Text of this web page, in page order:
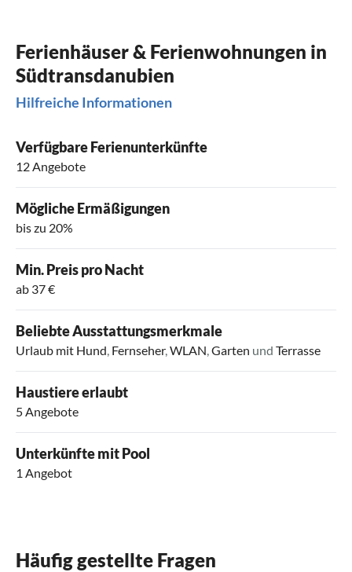
Ferienhäuser & Ferienwohnungen in
Südtransdanubien
Hilfreiche Informationen
Verfügbare Ferienunterkünfte
12 Angebote
Mögliche Ermäßigungen
bis zu 20%
Min. Preis pro Nacht
ab 37 €
Beliebte Ausstattungsmerkmale
Urlaub mit Hund, Fernseher,WLAN,Garten und Terrasse
Haustiere erlaubt
5 Angebote
Unterkünfte mit Pool
1 Angebot
Häufig gestellte Fragen